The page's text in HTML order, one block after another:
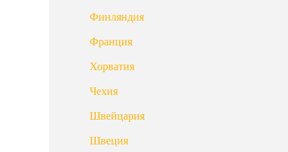
Финляндия
Франция
Хорватия
Чехия
Швейцария
Швеция